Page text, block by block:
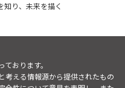
知り、未来を描く
おります。
考える情報源から提供されたもの